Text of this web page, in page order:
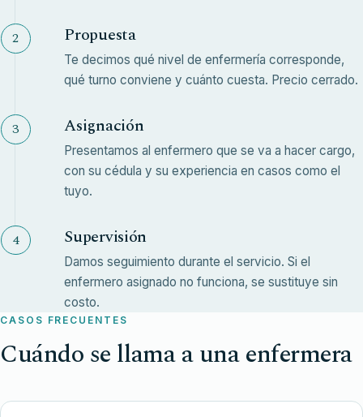
Propuesta
Te decimos qué nivel de enfermería corresponde,
qué turno conviene y cuánto cuesta. Precio cerrado.
Asignación
Presentamos al enfermero que se va a hacer cargo,
con su cédula y su experiencia en casos como el
tuyo.
Supervisión
Damos seguimiento durante el servicio. Si el
enfermero asignado no funciona, se sustituye sin
costo.
CASOS FRECUENTES
Cuándo se llama a una enfermera